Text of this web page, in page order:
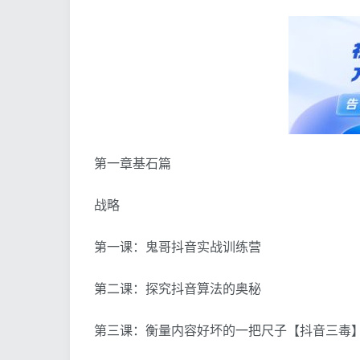
第一章基石篇
战略
第一课：鬼哥抖音实战训练营
第二课：探究抖音算法的奥秘
第三课：衡量内容好坏的一把尺子【抖音三毒